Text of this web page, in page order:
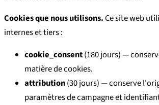
Cookies que nous utilisons.Ce site web
internes et tiers :
cookie_consent(180 jours) —
matière de cookies.
attribution(30 jours) — conserve
paramètres de campagne et